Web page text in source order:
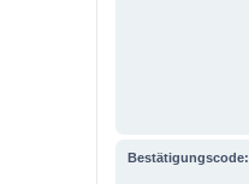
Bestätigungscode: